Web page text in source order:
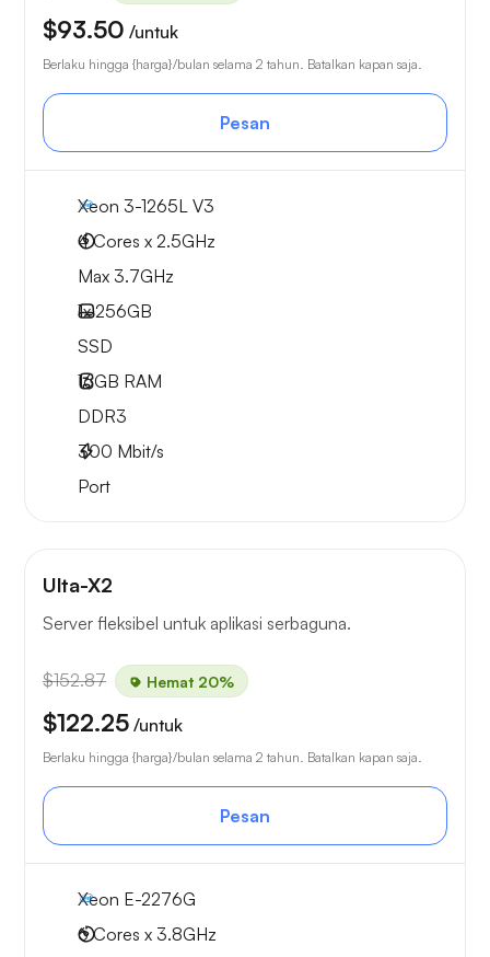
$93.50 /untuk
Berlaku hingga {harga}/bulan selama 2 tahun. Batalkan kapan saja.
Pesan
Xeon 3-1265L V3
4 Cores x 2.5GHz
Max 3.7GHz
1x256GB
SSD
16GB RAM
DDR3
300 Mbit/s
Port
Ulta-X2
Server fleksibel untuk aplikasi serbaguna.
$152.87 Hemat 20%
$122.25 /untuk
Berlaku hingga {harga}/bulan selama 2 tahun. Batalkan kapan saja.
Pesan
Xeon E-2276G
6 Cores x 3.8GHz